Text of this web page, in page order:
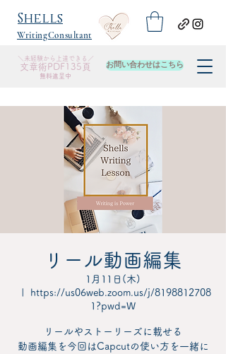
WritingConsultant
＼未経験から上達できる／
​文章術PDF135頁
無料進呈中
お問い合わせはこちら
​Shells
リール動画編集
1月11日(木)
  |
https://us06web.zoom.us/j/8198812708
1?pwd=W
リールやストーリーズに載せる
動画編集を今回はCapcutの使い方を一緒に